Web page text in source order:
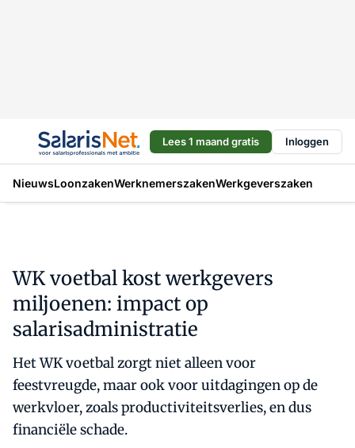
Lees 1 maand gratis Inloggen
NieuwsLoonzakenWerknemerszakenWerkgeverszaken
WK voetbal kost werkgevers
miljoenen: impact op
salarisadministratie
Het WK voetbal zorgt niet alleen voor
feestvreugde, maar ook voor uitdagingen op de
werkvloer, zoals productiviteitsverlies, en dus
financiële schade.